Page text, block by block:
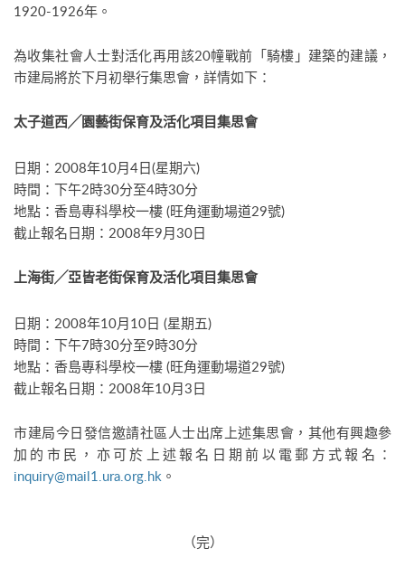
1920-1926年。
為收集社會人士對活化再用該20幢戰前「騎樓」建築的建議，
市建局將於下月初舉行集思會，詳情如下：
太子道西╱園藝街保育及活化項目集思會
日期：2008年10月4日(星期六)
時間：下午2時30分至4時30分
地點：香島專科學校一樓 (旺角運動場道29號)
截止報名日期：2008年9月30日
上海街╱亞皆老街保育及活化項目集思會
日期：2008年10月10日 (星期五)
時間：下午7時30分至9時30分
地點：香島專科學校一樓 (旺角運動場道29號)
截止報名日期：2008年10月3日
市建局今日發信邀請社區人士出席上述集思會，其他有興趣參
加的市民，亦可於上述報名日期前以電郵方式報名：
inquiry@mail1.ura.org.hk 。
（完）